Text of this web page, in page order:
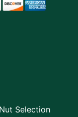
Selection